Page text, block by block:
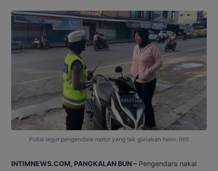
Polisi tegur pengendara motor yang tak gunakan helm. (Ist)
INTIMNEWS.COM, PANGKALAN BUN – Pengendara nakal